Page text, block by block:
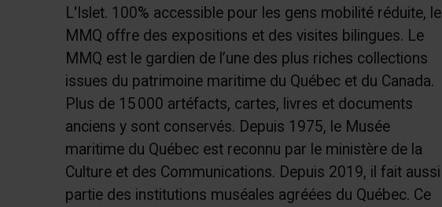
L'Islet. 100% accessible pour les gens mobilité réduite, le
MMQ offre des expositions et des visites bilingues. Le
MMQ est le gardien de l’une des plus riches collections
issues du patrimoine maritime du Québec et du Canada.
Plus de 15 000 artéfacts, cartes, livres et documents
anciens y sont conservés. Depuis 1975, le Musée
maritime du Québec est reconnu par le ministère de la
Culture et des Communications. Depuis 2019, il fait aussi
partie des institutions muséales agréées du Québec. Ce